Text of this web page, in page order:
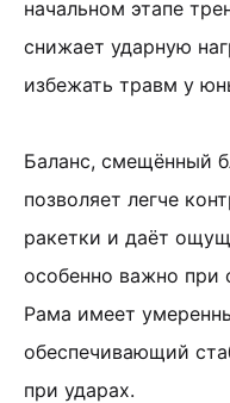
начальном этапе
снижает ударную
избежать травм у
Баланс, смещённый
позволяет легче
ракетки и даёт
особенно важно при
Рама имеет
обеспечивающий
при ударах.